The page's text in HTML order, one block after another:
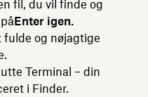
fil, du vil finde og
Enter igen.
og nøjagtige
Terminal – din
i Finder.